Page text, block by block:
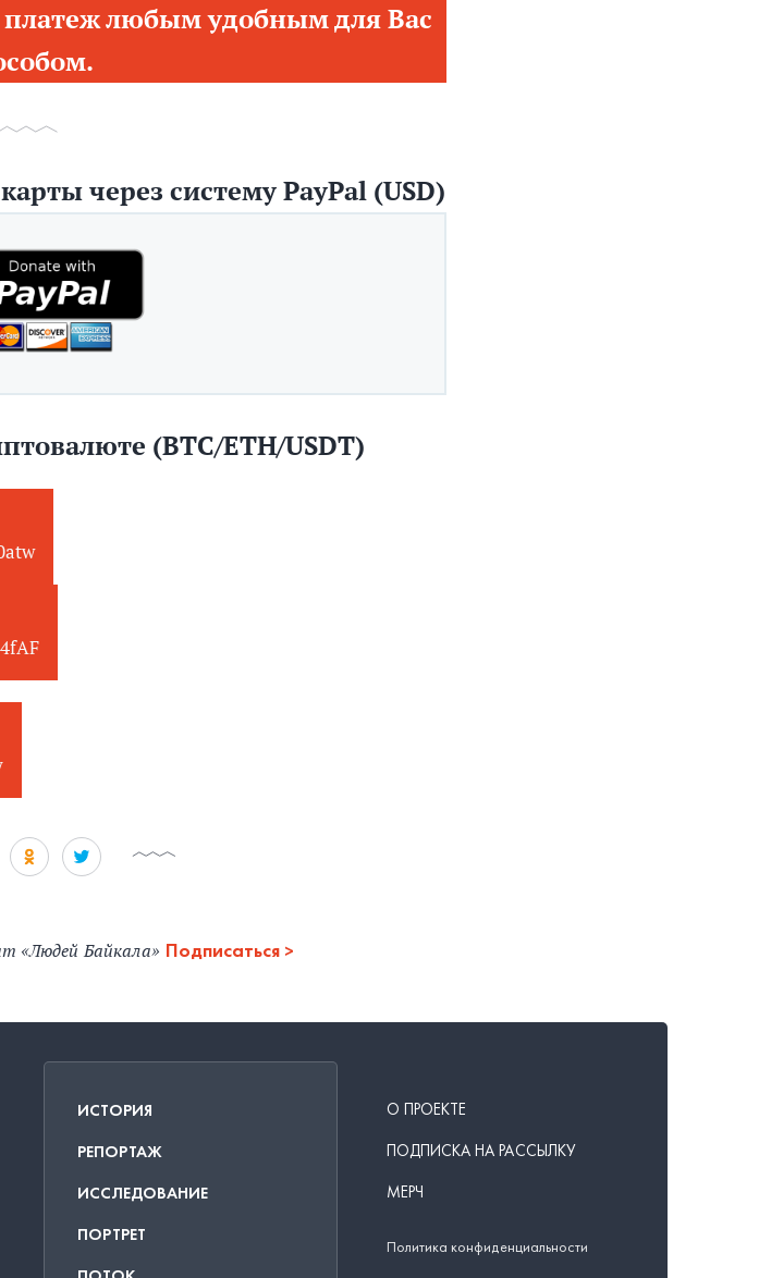
любым удобным для Вас
через систему PayPal (USD)
(BTC/ETH/USDT)
«Людей Байкала» Подписаться
ИСТОРИЯ
РЕПОРТАЖ
ИССЛЕДОВАНИЕ
ПОРТРЕТ
О ПРОЕКТЕ
ПОДПИСКА НА РАССЫЛКУ
МЕРЧ
Политика конфиденциальности